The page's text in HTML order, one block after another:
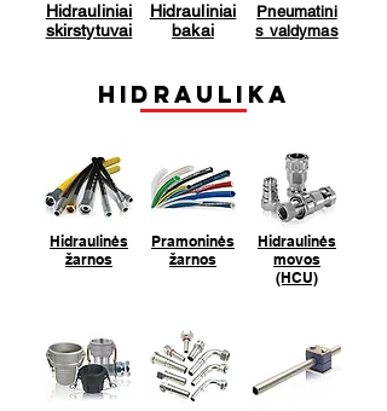
Hidrauliniai
skirstytuvai
Hidrauliniai
bakai
Pneumatini
s valdymas
Hidraulika
Hidraulinės
žarnos
Pramoninės
žarnos
Hidraulinės
movos
(HCU)